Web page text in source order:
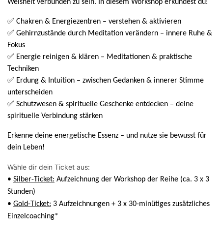
Weisheit verbunden zu sein. In diesem Workshop erkundest du:
✅ Chakren & Energiezentren – verstehen & aktivieren
✅ Gehirnzustände durch Meditation verändern – innere Ruhe &
Fokus
✅ Energie reinigen & klären – Meditationen & praktische
Techniken
✅ Erdung & Intuition – zwischen Gedanken & innerer Stimme
unterscheiden
✅ Schutzwesen & spirituelle Geschenke entdecken – deine
spirituelle Verbindung stärken
Erkenne deine energetische Essenz – und nutze sie bewusst für
dein Leben!
Wähle dir dein Ticket aus:
• Silber-Ticket: Aufzeichnung der Workshop der Reihe (ca. 3 x 3
Stunden)
• Gold-Ticket: 3 Aufzeichnungen + 3 x 30-minütiges zusätzliches
Einzelcoaching*